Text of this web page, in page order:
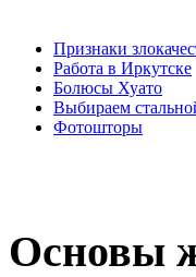
Признаки
Работа в Иркутске
Болюсы Хуато
Выбираем
Фотошторы
Основы